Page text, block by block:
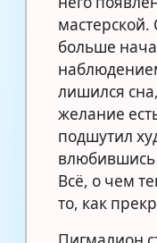
мастерской.
больше
лишился
желание
подшутил
влюбившись
Всё, о чем
то, как